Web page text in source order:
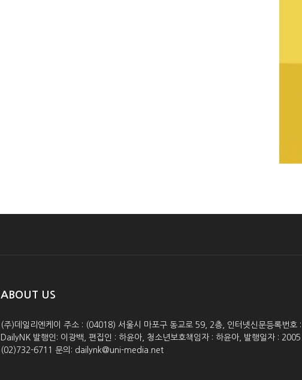
ABOUT US
(주)데일리엔케이 주소 : (04018) 서울시 마포구 동교로 59, 2층, 인터넷신문등록번
DailyNK 발행인: 이광백, 편집인 : 하윤아, 청소년보호책임자 : 하윤아, 발행일자 :
(02)732-6711 문의: dailynk@uni-media.net